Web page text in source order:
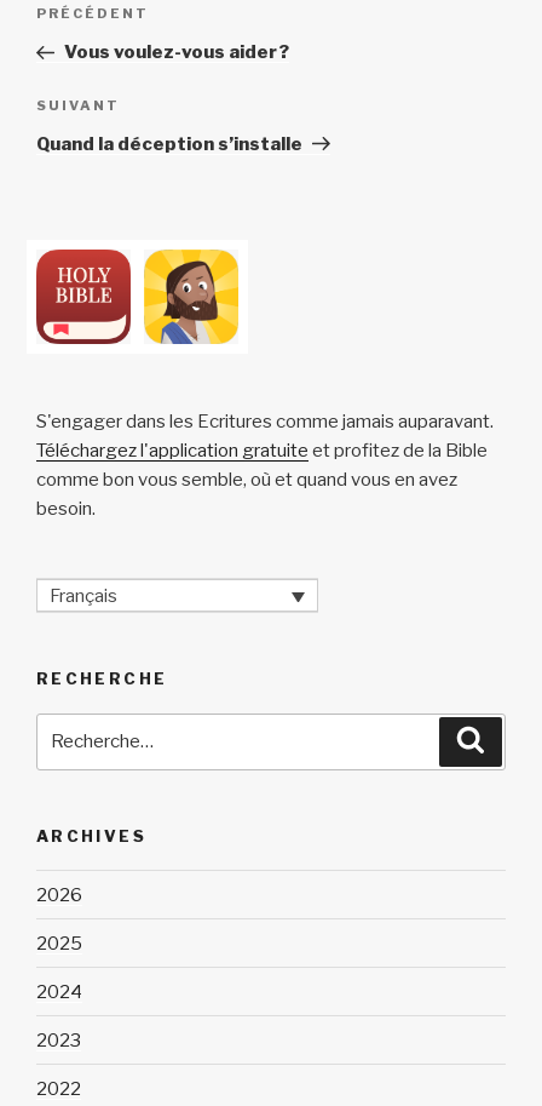
l’article
Article
précédent
PRÉCÉDENT
Vous voulez-vous aider ?
Article
suivant
SUIVANT
Quand la déception s’installe
S'engager dans les Ecritures comme jamais auparavant.
Téléchargez l'application gratuite et profitez de la Bible
comme bon vous semble, où et quand vous en avez
besoin.
Français
RECHERCHE
ARCHIVES
2026
2025
2024
2023
2022